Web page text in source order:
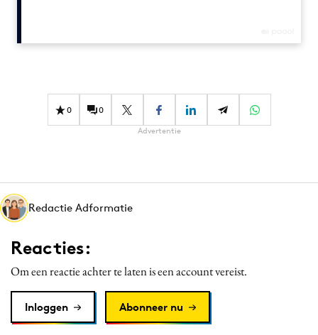
Effectiviteit
Martech
Merkstrategie
PR
Programmatic
Purpose Marketing
0 0
Advertentie
Redactie Adformatie
Reacties:
Om een reactie achter te laten is een account vereist.
Inloggen Abonneer nu